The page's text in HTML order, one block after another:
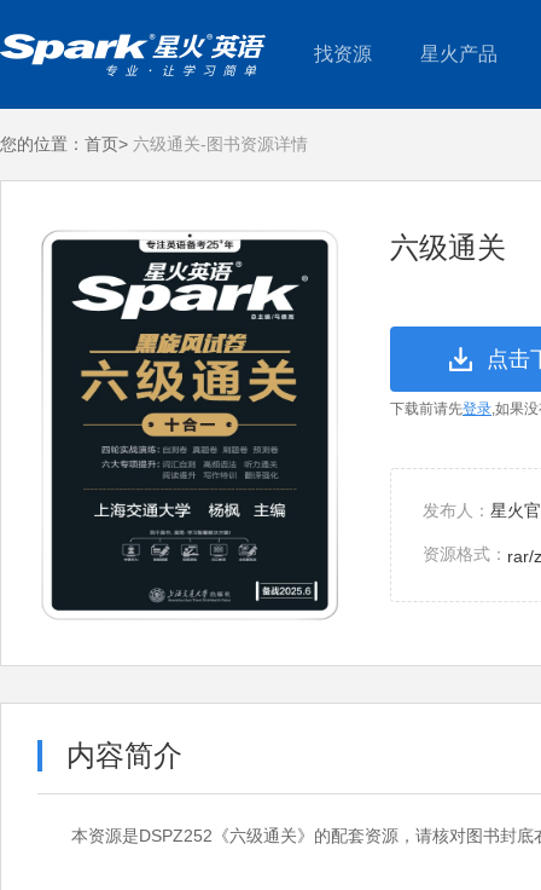
找资源 星火产品
您的位置： 首页> 六级通关-图书资源详情
六级通关
点击
下载前请先登录,如果
发布人： 星火
资源格式： rar/
内容简介
本资源是DSPZ252《六级通关》的配套资源，请核对图书封